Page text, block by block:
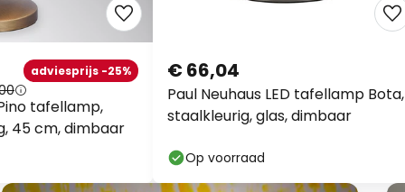
tafellamp,
45 cm, dimbaar
adviesprijs -25%
Paul Neuhaus LED tafellamp Bota,
staalkleurig, glas, dimbaar
€ 66,04
Op voorraad